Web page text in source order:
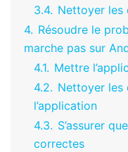
3.4. Nettoyer les
4. Résoudre le
marche pas sur
4.1. Mettre
4.2. Nettoyer les
l’application
4.3. S’assurer
correctes